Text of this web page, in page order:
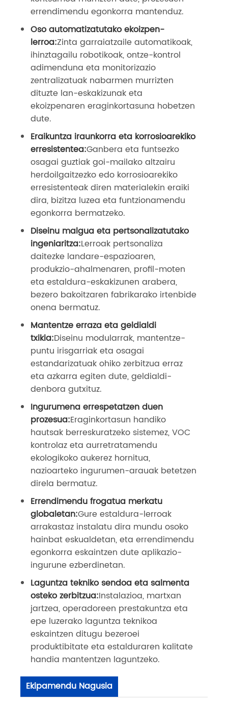
errendimendu egonkorra mantenduz.
Oso automatizatutako ekoizpen-
lerroa:Zinta garraiatzaile automatikoak,
ihinztagailu robotikoak, ontze-kontrol
adimenduna eta monitorizazio
zentralizatuak nabarmen murrizten
dituzte lan-eskakizunak eta
ekoizpenaren eraginkortasuna hobetzen
dute.
Eraikuntza iraunkorra eta korrosioarekiko
erresistentea:Ganbera eta funtsezko
osagai guztiak goi-mailako altzairu
herdoilgaitzezko edo korrosioarekiko
erresistenteak diren materialekin eraiki
dira, bizitza luzea eta funtzionamendu
egonkorra bermatzeko.
Diseinu malgua eta pertsonalizatutako
ingeniaritza:Lerroak pertsonaliza
daitezke landare-espazioaren,
produkzio-ahalmenaren, profil-moten
eta estaldura-eskakizunen arabera,
bezero bakoitzaren fabrikarako irtenbide
onena bermatuz.
Mantentze erraza eta geldialdi
txikia:Diseinu modularrak, mantentze-
puntu irisgarriak eta osagai
estandarizatuak ohiko zerbitzua erraz
eta azkarra egiten dute, geldialdi-
denbora gutxituz.
Ingurumena errespetatzen duen
prozesua:Eraginkortasun handiko
hautsak berreskuratzeko sistemez, VOC
kontrolaz eta aurretratamendu
ekologikoko aukerez hornitua,
nazioarteko ingurumen-arauak betetzen
direla bermatuz.
Errendimendu frogatua merkatu
globaletan:Gure estaldura-lerroak
arrakastaz instalatu dira mundu osoko
hainbat eskualdetan, eta errendimendu
egonkorra eskaintzen dute aplikazio-
ingurune ezberdinetan.
Laguntza tekniko sendoa eta salmenta
osteko zerbitzua:Instalazioa, martxan
jartzea, operadoreen prestakuntza eta
epe luzerako laguntza teknikoa
eskaintzen ditugu bezeroei
produktibitate eta estalduraren kalitate
handia mantentzen laguntzeko.
Ekipamendu Nagusia